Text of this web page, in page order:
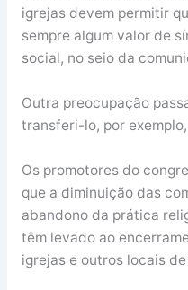
igrejas devem permitir
sempre algum valor de
social, no seio da
Outra preocupação
transferi-lo, por
Os promotores do
que a diminuição das
abandono da prática
têm levado ao
igrejas e outros locais